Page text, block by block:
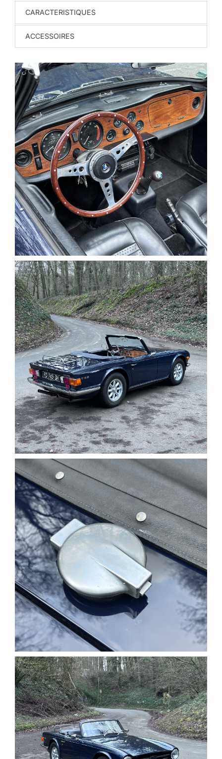
CARACTERISTIQUES
ACCESSOIRES